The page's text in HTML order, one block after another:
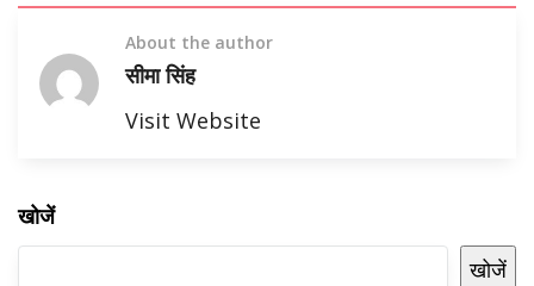
About the author
सीमा सिंह
Visit Website
खोजें
खोजें